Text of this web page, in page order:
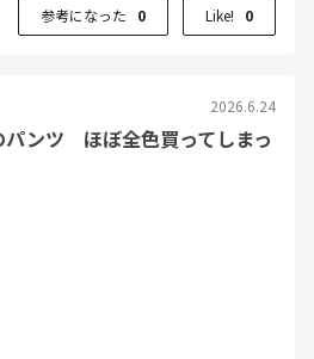
参考になった 0 Like! 0
2026.6.24
パンツ ほぼ全色買ってしまっ